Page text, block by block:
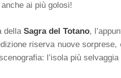
ai più golosi!
della Sagra del Totano,
riserva nuove
l’isola più selvaggia